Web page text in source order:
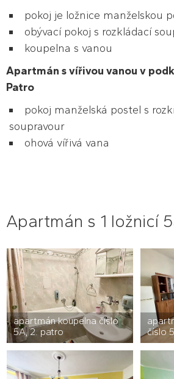
pokoj je ložnice manželskou
obývací pokoj s rozkládací
koupelna s vanou
Apartmán s vířivou vanou v
Patro
pokoj manželská postel s
soupravour
ohová vířivá vana
Apartmán s 1 ložnicí
apartmán koupelna číslo
5A, 2. patro
číslo